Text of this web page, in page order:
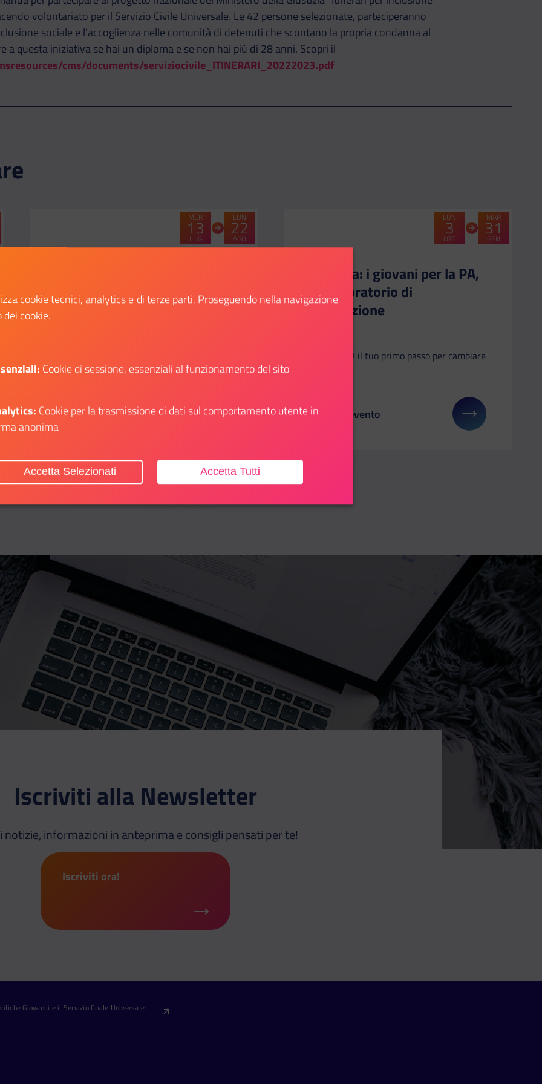
volontariato per il Servizio Civile Universale. Le 42 persone selezionate, parteciperanno
sociale e l'accoglienza nelle comunità di detenuti che scontano la propria condanna al
a questa iniziativa se hai un diploma e se non hai più di 28 anni. Scopri il
cms/documents/serviziocivile_ITINERARI_20222023.pdf
Concorso delle Arti e della Cultura “Italia è Cultura”
MER
13
LUG
LUN
22
AGO
CATEGORIA:
Online
Il link ti porterà ad avere maggiori dettagli su: #TheEuropeIWant
Dettagli evento
LUN
3
OTT
MAR
31
GEN
CATEGORIA:
Officina: i giovani per la PA,
un laboratorio di
innovazione
L'Officina è il tuo primo passo per cambiare
Il link ti porterà ad avere maggiori dettagli su:
Dettagli evento
Iscriviti alla Newsletter
notizie, informazioni in anteprima e consigli pensati per te!
Iscriviti ora!
Giovanili e il Servizio Civile Universale
cookie tecnici, analytics e di terze parti. Proseguendo nella navigazione
cookie.
Cookie di sessione, essenziali al funzionamento del sito
Cookie per la trasmissione di dati sul comportamento utente in
anonima
Accetta Tutti
Accetta Selezionati